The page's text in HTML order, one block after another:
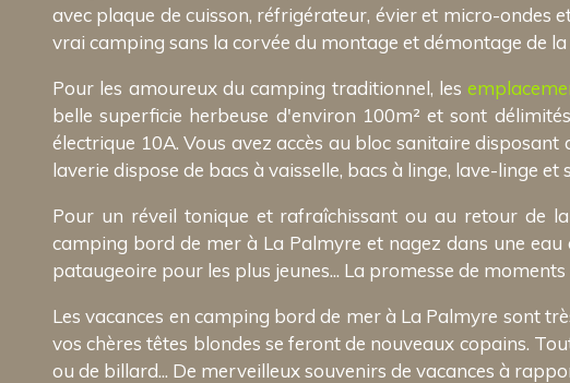
avec plaque de cuisson, réfrigérateur, évier et micro-ondes
vrai camping sans la corvée du montage et démontage de
Pour les amoureux du camping traditionnel, les
belle superficie herbeuse d'environ 100m² et sont
électrique 10A. Vous avez accès au bloc sanitaire
laverie dispose de bacs à vaisselle, bacs à linge, lave-linge et
Pour un réveil tonique et rafraîchissant ou au retour de
camping bord de mer à La Palmyre et nagez dans une eau
pataugeoire pour les plus jeunes... La promesse de
Les vacances en camping bord de mer à La Palmyre sont
vos chères têtes blondes se feront de nouveaux copains.
ou de billard... De merveilleux souvenirs de vacances à